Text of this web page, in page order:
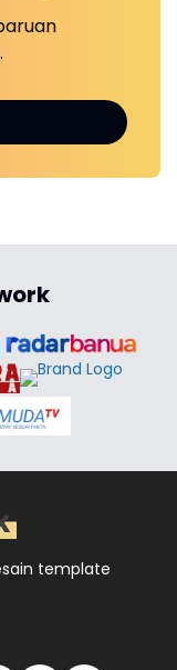
.
template